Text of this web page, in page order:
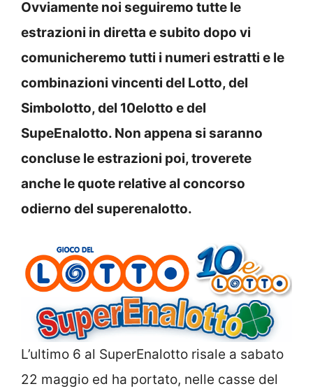
Ovviamente noi seguiremo tutte le
estrazioni in diretta e subito dopo vi
comunicheremo tutti i numeri estratti e le
combinazioni vincenti del Lotto, del
Simbolotto, del 10elotto e del
SupeEnalotto. Non appena si saranno
concluse le estrazioni poi, troverete
anche le quote relative al concorso
odierno del superenalotto.
L’ultimo 6 al SuperEnalotto risale a sabato
22 maggio ed ha portato, nelle casse del